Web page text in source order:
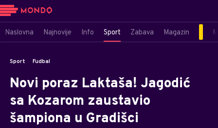
Naslovna Najnovije Info Sport Zabava Magazin
Sport Fudbal
Novi poraz Laktaša! Jagodić
sa Kozarom zaustavio
šampiona u Gradišci